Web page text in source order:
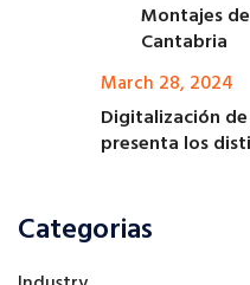
Montajes
Cantabria
March 28, 2024
Digitalización
presenta los
Categorias